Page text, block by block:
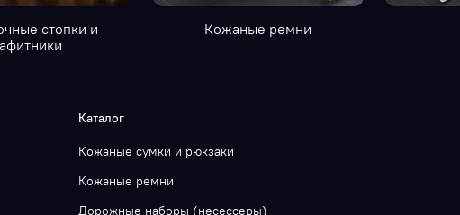
стопки и
Кожаные ремни
Каталог
Кожаные сумки и рюкзаки
Кожаные ремни
Дорожные наборы (несессеры)